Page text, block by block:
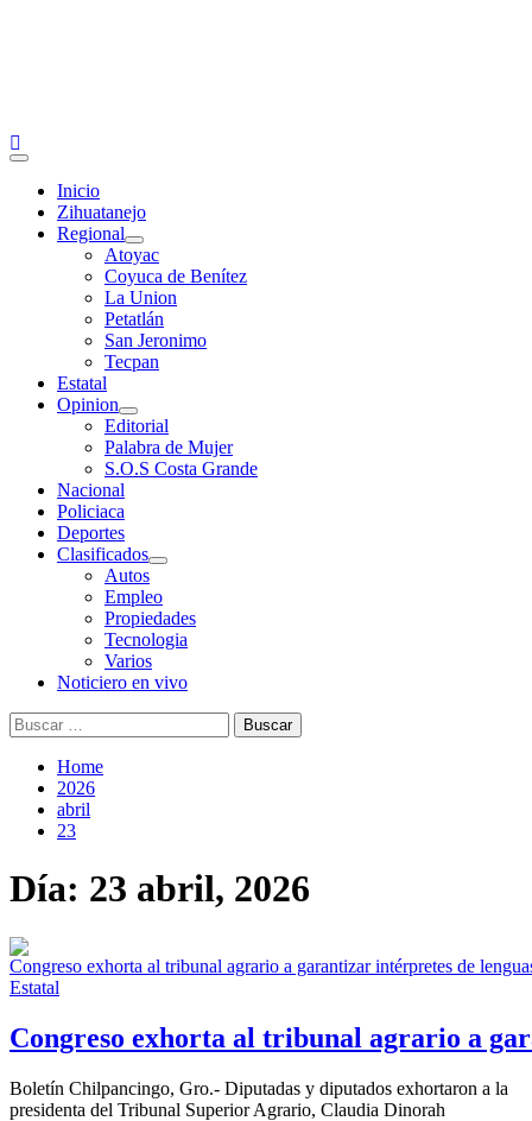
Primary
Inicio
Zihuatanejo
Regional
Atoyac
Coyuca de Benítez
La Union
Petatlán
San Jeronimo
Tecpan
Estatal
Opinion
Editorial
Palabra de Mujer
S.O.S Costa Grande
Nacional
Policiaca
Deportes
Clasificados
Autos
Empleo
Propiedades
Tecnologia
Varios
Noticiero en vivo
Buscar:
Home
2026
abril
23
Día: 23 abril, 2026
Estatal
Congreso exhorta al tribunal agrario a
Boletín Chilpancingo, Gro.- Diputadas y diputados exhortaron a la
presidenta del Tribunal Superior Agrario, Claudia Dinorah